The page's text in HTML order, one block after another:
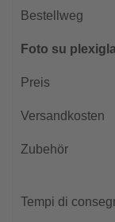
Foto su